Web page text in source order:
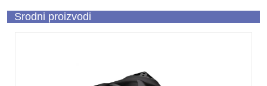
Srodni proizvodi